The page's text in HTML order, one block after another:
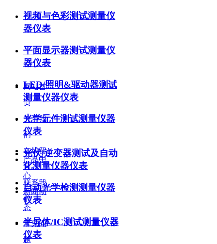
视频与色彩测试测量仪
器仪表
平面显示器测试测量仪
器仪表
LED/照明&驱动器测试
测量仪器仪表
光学元件测试测量仪器
仪表
光伏/逆变器测试及自动
化测量仪器仪表
自动光学检测测量仪器
仪表
半导体/IC测试测量仪器
仪表
网站首
页
关于我
们
在线留
言
联系我
们
产品中
心
新闻动
态
常见问
题